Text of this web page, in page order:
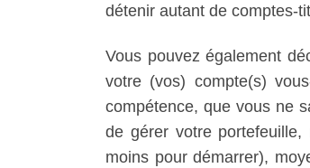
détenir autant de comptes-
Vous pouvez également
votre (vos) compte(s)
compétence, que vous ne
de gérer votre
moins pour démarrer),